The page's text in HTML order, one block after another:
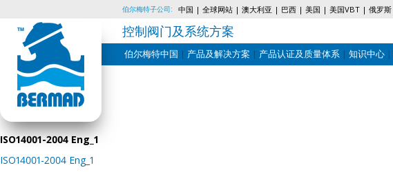
Skip
content
伯尔梅特子公司: 中国 全球网站 澳大利亚 巴西 美国 美国VBT 俄罗斯
控制阀门及系统方案
伯尔梅特中国 产品及解决方案 产品认证及质量体系 知识中心
ISO14001-2004 Eng_1
ISO14001-2004 Eng_1